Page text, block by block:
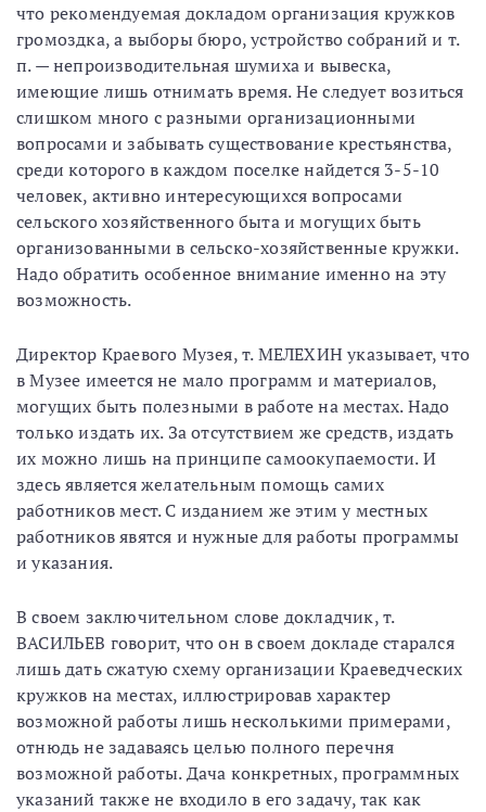
что рекомендуемая докладом организация кружков
громоздка, а выборы бюро, устройство собраний и т.
п. — непроизводительная шумиха и вывеска,
имеющие лишь отнимать время. Не следует возиться
слишком много с разными организационными
вопросами и забывать существование крестьянства,
среди которого в каждом поселке найдется 3-5-10
человек, активно интересующихся вопросами
сельского хозяйственного быта и могущих быть
организованными в сельско-хозяйственные кружки.
Надо обратить особенное внимание именно на эту
возможность.
Директор Краевого Музея, т. МЕЛЕХИН указывает, что
в Музее имеется не мало программ и материалов,
могущих быть полезными в работе на местах. Надо
только издать их. За отсутствием же средств, издать
их можно лишь на принципе самоокупаемости. И
здесь является желательным помощь самих
работников мест. С изданием же этим у местных
работников явятся и нужные для работы программы
и указания.
В своем заключительном слове докладчик, т.
ВАСИЛЬЕВ говорит, что он в своем докладе старался
лишь дать сжатую схему организации Краеведческих
кружков на местах, иллюстрировав характер
возможной работы лишь несколькими примерами,
отнюдь не задаваясь целью полного перечня
возможной работы. Дача конкретных, программных
указаний также не входило в его задачу, так как